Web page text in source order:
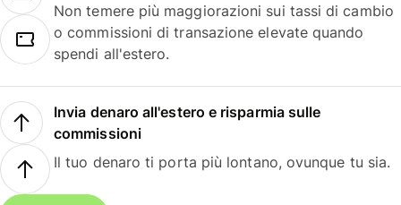
Non temere più maggiorazioni sui tassi di cambio
o commissioni di transazione elevate quando
spendi all'estero.
Invia denaro all'estero e risparmia sulle
commissioni
Il tuo denaro ti porta più lontano, ovunque tu sia.